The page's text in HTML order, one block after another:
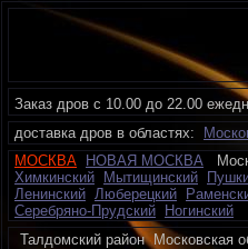
Заказ дров с 10.00 до 22.00
доставка дров в областях:
МОСКВА
НОВАЯ МОСКВА
Химкинский
Мытищинский
Ленинский Люберецкий
Серебряно-Прудский
Ногинский
Талдомский район